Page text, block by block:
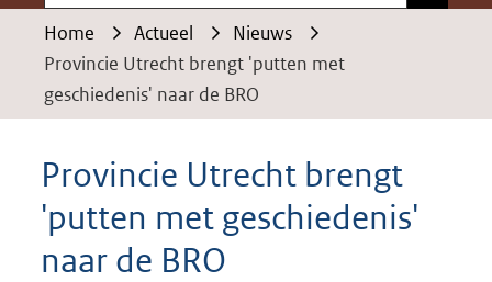
Home Actueel
Nieuws
Provincie Utrecht brengt 'putten met
geschiedenis' naar de BRO
Provincie Utrecht brengt
'putten met geschiedenis'
naar de BRO